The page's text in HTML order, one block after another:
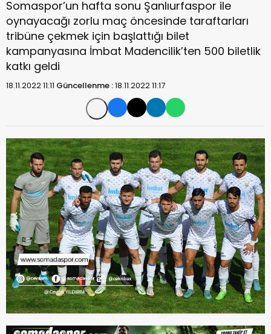
Somaspor’un hafta sonu Şanlıurfaspor ile
oynayacağı zorlu maç öncesinde taraftarları
tribüne çekmek için başlattığı bilet
kampanyasına İmbat Madencilik’ten 500 biletlik
katkı geldi
18.11.2022 11:11 Güncellenme :18.11.2022 11:17